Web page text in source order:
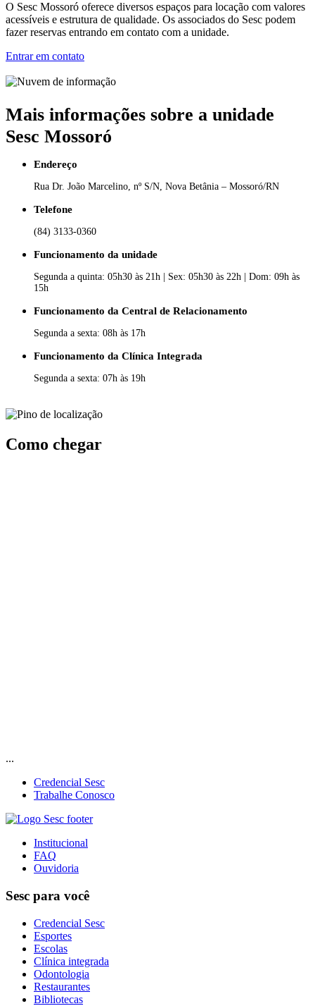
O Sesc Mossoró oferece diversos espaços para locação com valores
acessíveis e estrutura de qualidade. Os associados do Sesc podem
fazer reservas entrando em contato com a unidade.
Entrar em contato
Mais informações sobre a unidade
Sesc Mossoró
Endereço
Rua Dr. João Marcelino, nº S/N, Nova Betânia – Mossoró/RN
Telefone
(84) 3133-0360
Funcionamento da unidade
Segunda a quinta: 05h30 às 21h | Sex: 05h30 às 22h | Dom: 09h às
15h
Funcionamento da Central de Relacionamento
Segunda a sexta: 08h às 17h
Funcionamento da Clínica Integrada
Segunda a sexta: 07h às 19h
Como chegar
...
Credencial Sesc
Trabalhe Conosco
Institucional
FAQ
Ouvidoria
Sesc para você
Credencial Sesc
Esportes
Escolas
Clínica integrada
Odontologia
Restaurantes
Bibliotecas